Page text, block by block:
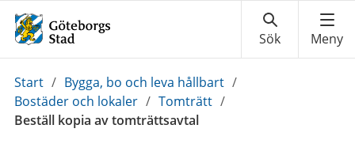
Du
är
här:
Start / Bygga, bo och leva hållbart /
Bostäder och lokaler / Tomträtt /
Beställ kopia av tomträttsavtal